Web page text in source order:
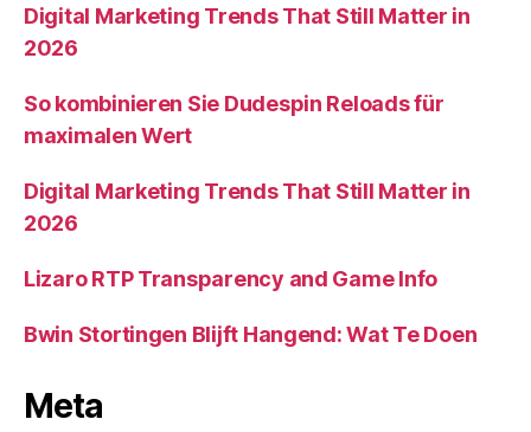
Digital Marketing Trends That Still Matter in
2026
So kombinieren Sie Dudespin Reloads für
maximalen Wert
Digital Marketing Trends That Still Matter in
2026
Lizaro RTP Transparency and Game Info
Bwin Stortingen Blijft Hangend: Wat Te Doen
Meta